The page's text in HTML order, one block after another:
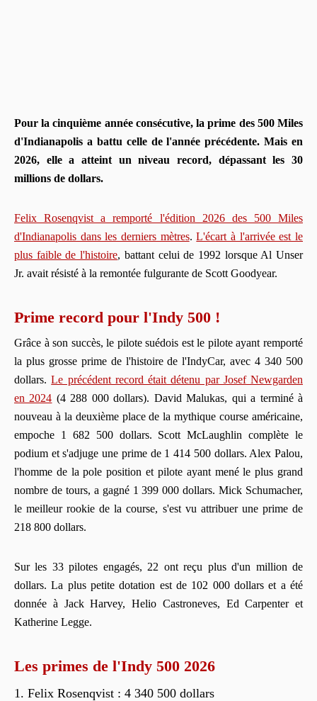
Pour la cinquième année consécutive, la prime des 500 Miles
d'Indianapolis a battu celle de l'année précédente. Mais en
2026, elle a atteint un niveau record, dépassant les 30
millions de dollars.
Felix Rosenqvist a remporté l'édition 2026 des 500 Miles
d'Indianapolis dans les derniers mètres.L'écart à l'arrivée est le
plus faible de l'histoire, battant celui de 1992 lorsque Al Unser
Jr. avait résisté à la remontée fulgurante de Scott Goodyear.
Prime record pour l'Indy 500 !
Grâce à son succès, le pilote suédois est le pilote ayant remporté
la plus grosse prime de l'histoire de l'IndyCar, avec 4 340 500
dollars.Le précédent record était détenu par Josef Newgarden
en 2024 (4 288 000 dollars). David Malukas, qui a terminé à
nouveau à la deuxième place de la mythique course américaine,
empoche 1 682 500 dollars. Scott McLaughlin complète le
podium et s'adjuge une prime de 1 414 500 dollars. Alex Palou,
l'homme de la pole position et pilote ayant mené le plus grand
nombre de tours, a gagné 1 399 000 dollars. Mick Schumacher,
le meilleur rookie de la course, s'est vu attribuer une prime de
218 800 dollars.
Sur les 33 pilotes engagés, 22 ont reçu plus d'un million de
dollars. La plus petite dotation est de 102 000 dollars et a été
donnée à Jack Harvey, Helio Castroneves, Ed Carpenter et
Katherine Legge.
Les primes de l'Indy 500 2026
Felix Rosenqvist : 4 340 500 dollars